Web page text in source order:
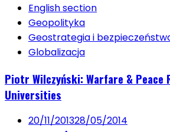
English section
Geopolityka
Geostrategia i
Globalizacja
Piotr Wilczyński: Warfare & Peace
Universities
20/11/201328/05/2014